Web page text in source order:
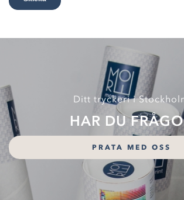
Ditt tryckeri i
HAR DU
PRATA MED OSS